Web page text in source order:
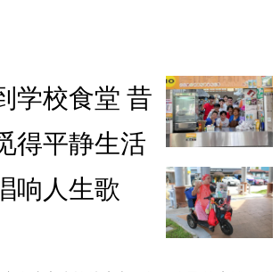
学校食堂 昔
得平静生活
响人生歌